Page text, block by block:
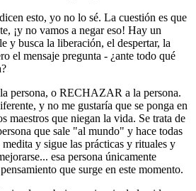
esto, yo no lo sé. La cuestión es que
¡y no vamos a negar eso! Hay un
y busca la liberación, el despertar, la
el mensaje pregunta - ¿ante todo qué
persona, o RECHAZAR a la persona.
y no me gustaría que se ponga en
maestros que niegan la vida. Se trata de
que sale "al mundo" y hace todas
medita y sigue las prácticas y rituales y
esa persona únicamente
que surge en este momento.